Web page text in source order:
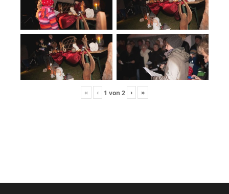
« ‹ 1 von 2 › »